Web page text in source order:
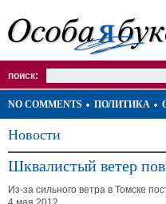
поиск:
NO COMMENTS ПОЛИТИКА
Новости
Шквалистый ветер
Из-за сильного ветра в Томске